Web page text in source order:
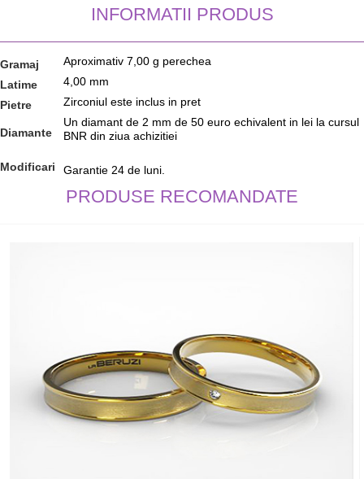
INFORMATII PRODUS
Gramaj
Aproximativ 7,00 g perechea
Latime
4,00 mm
Pietre
Zirconiul este inclus in pret
Diamante
Un diamant de 2 mm de 50 euro echivalent in lei la cursul
BNR din ziua achizitiei
Modificari Garantie 24 de luni.
PRODUSE RECOMANDATE